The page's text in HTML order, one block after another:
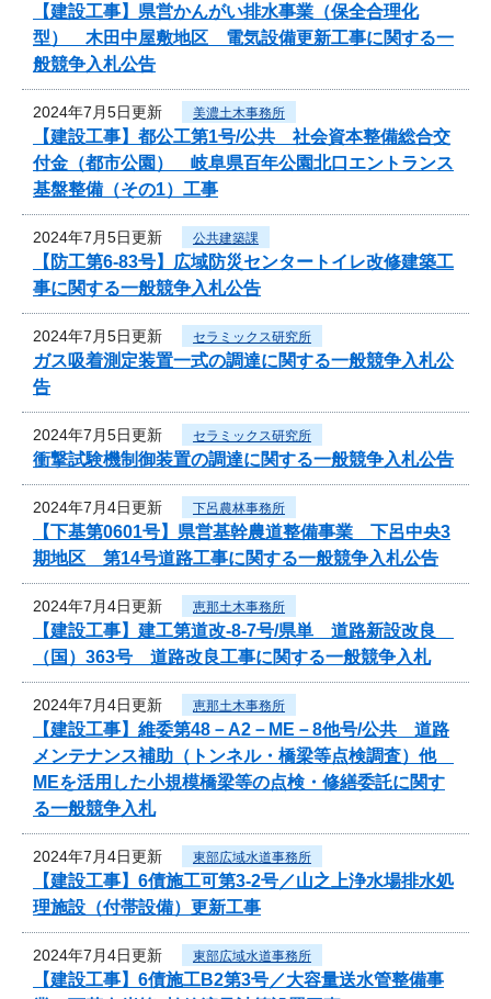
【建設工事】県営かんがい排水事業（保全合理化
型） 木田中屋敷地区 電気設備更新工事に関する一
般競争入札公告
2024年7月5日更新 美濃土木事務所
【建設工事】都公工第1号/公共 社会資本整備総合交
付金（都市公園） 岐阜県百年公園北口エントランス
基盤整備（その1）工事
2024年7月5日更新 公共建築課
【防工第6-83号】広域防災センタートイレ改修建築工
事に関する一般競争入札公告
2024年7月5日更新 セラミックス研究所
ガス吸着測定装置一式の調達に関する一般競争入札公
告
2024年7月5日更新 セラミックス研究所
衝撃試験機制御装置の調達に関する一般競争入札公告
2024年7月4日更新 下呂農林事務所
【下基第0601号】県営基幹農道整備事業 下呂中央3
期地区 第14号道路工事に関する一般競争入札公告
2024年7月4日更新 恵那土木事務所
【建設工事】建工第道改-8-7号/県単 道路新設改良
（国）363号 道路改良工事に関する一般競争入札
2024年7月4日更新 恵那土木事務所
【建設工事】維委第48－A2－ME－8他号/公共 道路
メンテナンス補助（トンネル・橋梁等点検調査）他
MEを活用した小規模橋梁等の点検・修繕委託に関す
る一般競争入札
2024年7月4日更新 東部広域水道事務所
【建設工事】6債施工可第3-2号／山之上浄水場排水処
理施設（付帯設備）更新工事
2024年7月4日更新 東部広域水道事務所
【建設工事】6債施工B2第3号／大容量送水管整備事